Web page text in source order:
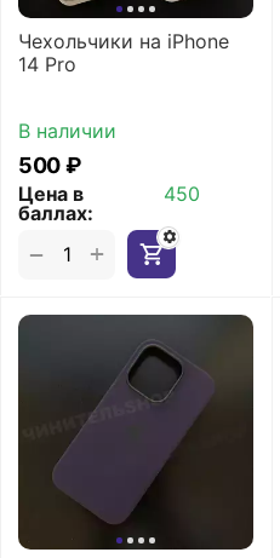
Чехольчики на iPhone
14 Pro
В наличии
‍500‍₽
Цена в
баллах:
450
+
−